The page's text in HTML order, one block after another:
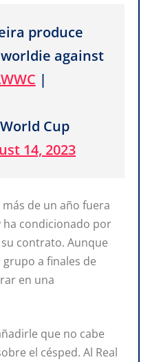
produce
against
|
Cup
14, 2023
de un año fuera
ha condicionado por
contrato. Aunque
a finales de
en una
que no cabe
el césped. Al Real